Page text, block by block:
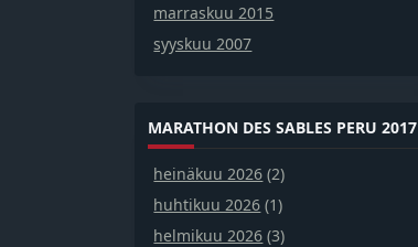
marraskuu 2015
syyskuu 2007
MARATHON DES SABLES PERU 2017
heinäkuu 2026 (2)
huhtikuu 2026 (1)
helmikuu 2026 (3)